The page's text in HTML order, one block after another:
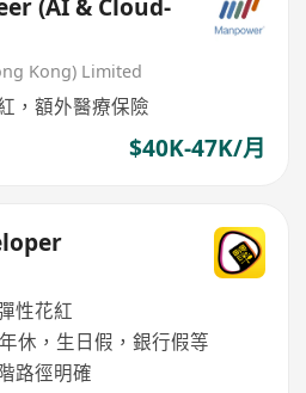
(AI & Cloud-
Kong) Limited
，額外醫療保險
$40K-47K/月
性花紅
休，生日假，銀行假等
路徑明確